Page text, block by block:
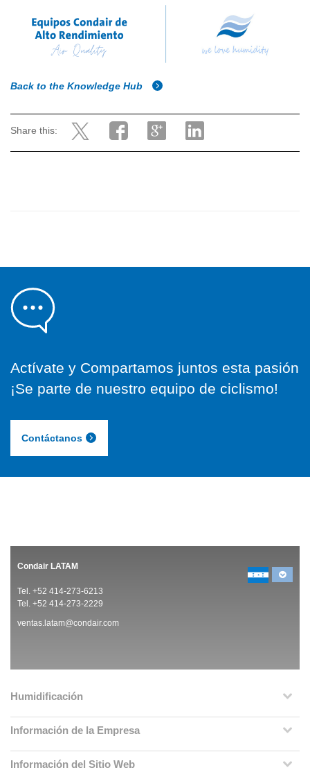
Back to the Knowledge Hub
Share this:
Actívate y Compartamos juntos esta pasión
¡Se parte de nuestro equipo de ciclismo!
Contáctanos
Condair LATAM
Tel. +52 414-273-6213
Tel. +52 414-273-2229
ventas.latam@condair.com
Humidificación
Información de la Empresa
Información del Sitio Web